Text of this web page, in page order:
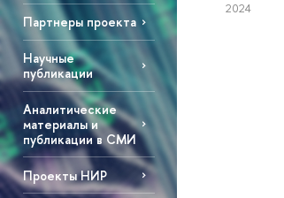
Партнеры проекта
Научные
публикации
Аналитические
материалы и
публикации в СМИ
Проекты НИР
2024